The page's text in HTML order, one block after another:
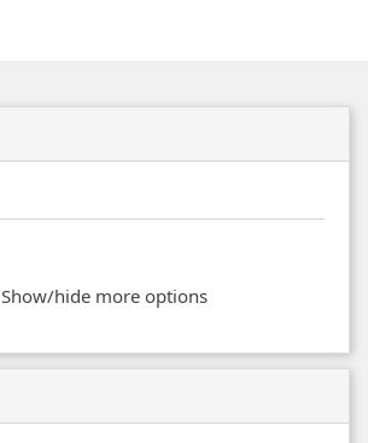
Show/hide more options